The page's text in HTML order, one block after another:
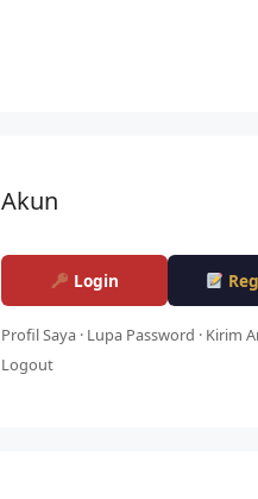
Akun
Login
Profil Saya · Lupa Password · Kirim
Logout